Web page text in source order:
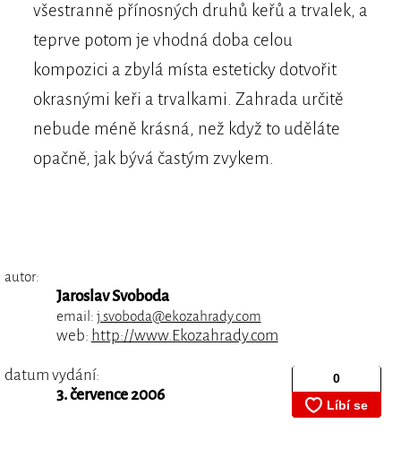
všestranně přínosných druhů keřů a trvalek, a
teprve potom je vhodná doba celou
kompozici a zbylá místa esteticky dotvořit
okrasnými keři a trvalkami. Zahrada určitě
nebude méně krásná, než když to uděláte
opačně, jak bývá častým zvykem.
autor:
Jaroslav Svoboda
email: j.svoboda@ekozahrady.com
web: http://www.Ekozahrady.com
datum vydání:
3. července 2006